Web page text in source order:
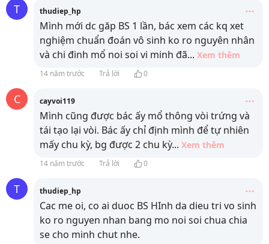
T thudiep_hp
Mình mới dc găp BS 1 lần, bác xem các kq xet
nghiệm chuẩn đoán vô sinh ko ro nguyên nhân
và chi đinh mổ noi soi vi minh đã... Xem thêm
14 năm trước Trả lời 0
C cayvoi119
Mình cũng được bác ấy mổ thông vòi trứng và
tái tạo lại vòi. Bác ấy chỉ định mình để tự nhiên
mấy chu kỳ, bg được 2 chu kỳ... Xem thêm
14 năm trước Trả lời 0
T thudiep_hp
Cac me oi, co ai duoc BS HInh da dieu tri vo sinh
ko ro nguyen nhan bang mo noi soi chua chia
se cho minh chut nhe.